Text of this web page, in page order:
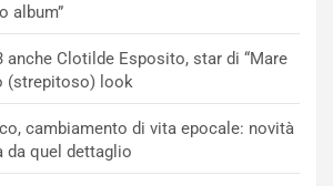
album”
anche Clotilde Esposito, star di “Mare
(strepitoso) look
cambiamento di vita epocale: novità
da quel dettaglio